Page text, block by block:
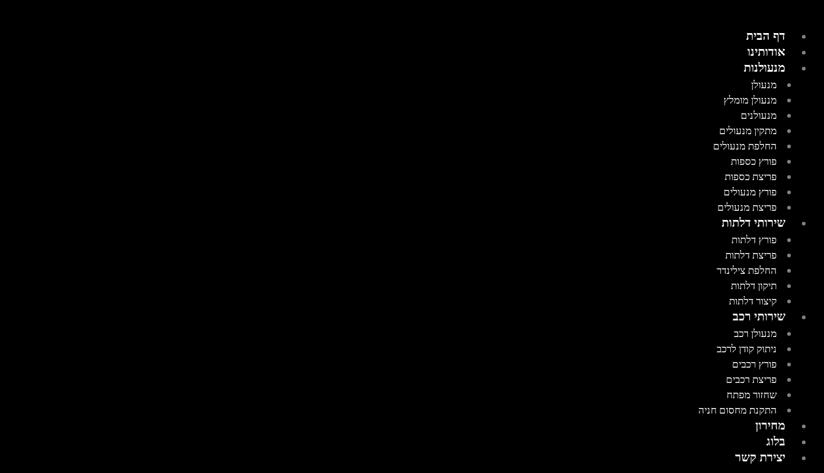
דף הבית
אודותינו
מנעולנות
מנעולן
מנעולן מומלץ
מנעולנים
מתקין מנעולים
החלפת מנעולים
פורץ כספות
פריצת כספות
פורץ מנעולים
פריצת מנעולים
שירותי דלתות
פורץ דלתות
פריצת דלתות
החלפת צילינדר
תיקון דלתות
קיצור דלתות
שירותי רכב
מנעולן רכב
ניתוק קודן לרכב
פורץ רכבים
פריצת רכבים
שחזור מפתח
התקנת מחסום חניה
מחירון
בלוג
יצירת קשר